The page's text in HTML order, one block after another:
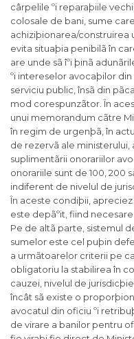
cârpelile ºi reparaþiile
colosale de bani, sume
achiziþionarea/construirea
evita situaþia penibilã în
are unde sã îºi þinã
ºi intereselor avocaþilor
serviciu public, însã din
mod corespunzãtor. În
unui memorandum cãtre
în regim de urgenþã, în
de rezervã ale
suplimentãrii onorariilor
onorariile sunt de 100, 200
indiferent de nivelul de
În aceste condiþii,
este depãºit, fiind
Pe de altã parte, sistemul
sumelor este cel puþin
a urmãtoarelor criterii pe
obligatoriu la stabilirea în
cauzei, nivelul de
încât sã existe o
avocatul din oficiu ºi
de virare a banilor pentru